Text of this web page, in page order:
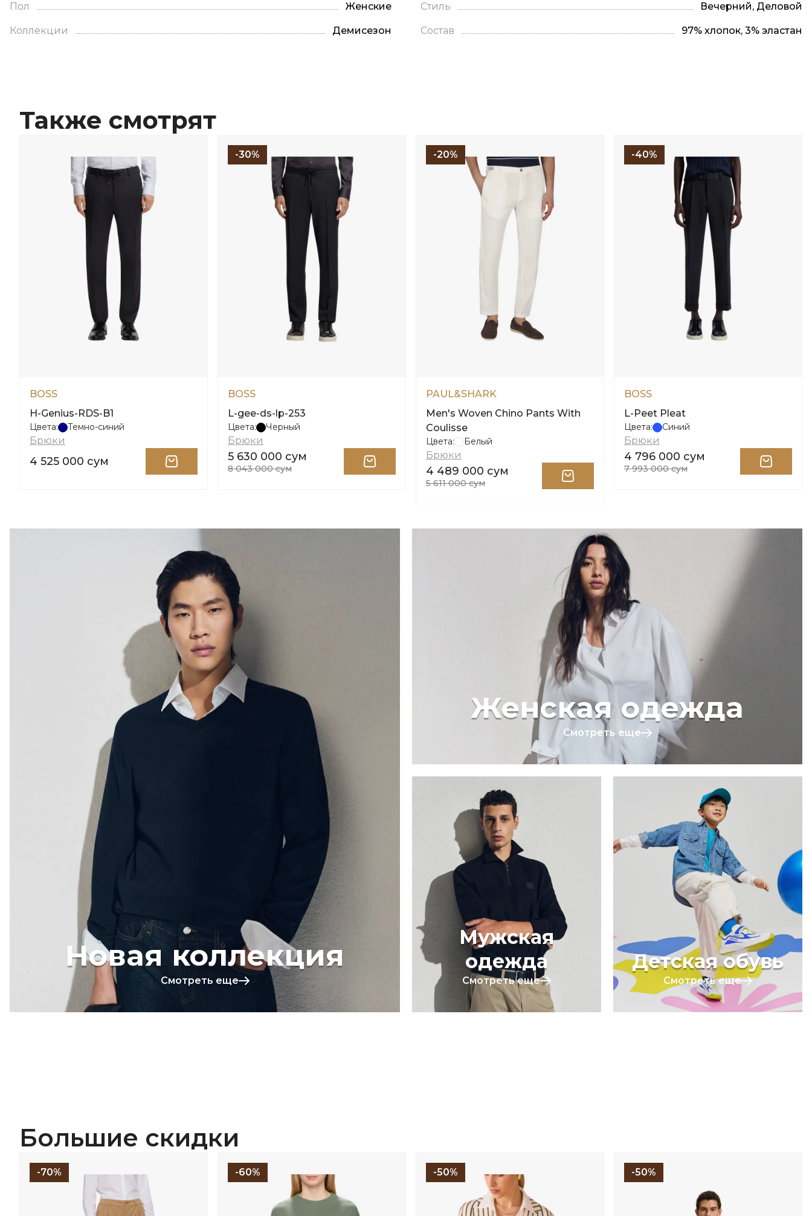
Пол Женские Стиль Вечерний, Деловой
Коллекции Демисезон Состав 97% хлопок, 3% эластан
Также смотрят
BOSS
H-Genius-RDS-B1
Цвета: Темно-синий
Брюки
4 525 000 сум
-30%
BOSS
L-gee-ds-lp-253
Цвета: Черный
Брюки
5 630 000 сум
8 043 000 сум
-20%
PAUL&SHARK
Men's Woven Chino Pants With
Coulisse
Цвета: Белый
Брюки
4 489 000 сум
5 611 000 сум
-40%
BOSS
L-Peet Pleat
Цвета: Синий
Брюки
4 796 000 сум
7 993 000 сум
Новая коллекция
Смотреть еще
Женская одежда
Смотреть еще
Мужская
одежда
Смотреть еще
Детская обувь
Смотреть еще
Большие скидки
-70% -60% -50% -50%